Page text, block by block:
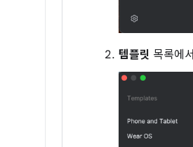
템플릿 목록에서